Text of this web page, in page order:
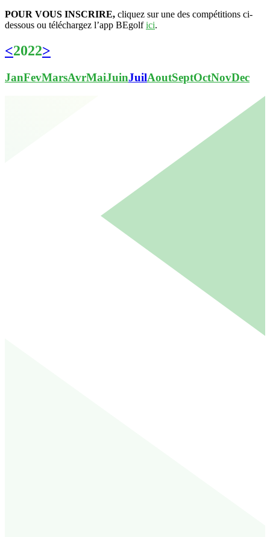
POUR VOUS INSCRIRE, cliquez sur une des compétitions ci-
dessous ou téléchargez l’app BEgolfici.
<2022>
JanFevMarsAvrMaiJuinJuilAoutSeptOctNovDec